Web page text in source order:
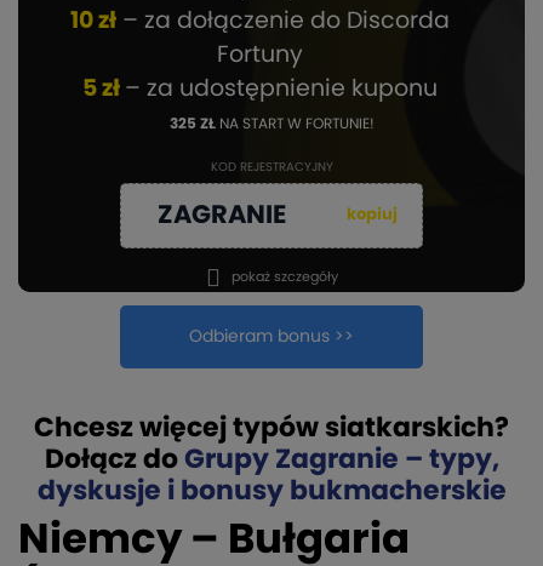
10 zł– za dołączenie do Discorda
Fortuny
5 zł – za udostępnienie kuponu
325 ZŁ NA START W FORTUNIE!
KOD REJESTRACYJNY
ZAGRANIE kopiuj
Odbieram bonus >>
pokaż szczegóły
Chcesz więcej typów siatkarskich?
Dołącz do Grupy Zagranie – typy,
dyskusje i bonusy bukmacherskie
Niemcy – Bułgaria